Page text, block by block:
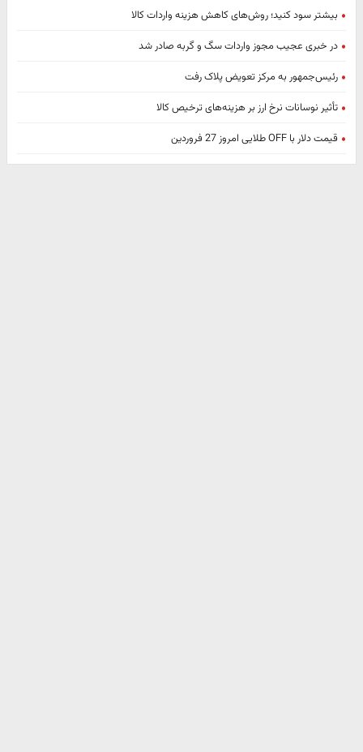
بیشتر سود کنید؛ روش‌های کاهش هزینه‌ واردات کالا
در خبری عجیب مجوز واردات سگ و گربه صادر شد
رئیس‌جمهور به مرکز تعویض پلاک رفت
تأثیر نوسانات نرخ ارز بر هزینه‌های ترخیص کالا
قیمت دلار با OFF طلایی امروز 27 فروردین